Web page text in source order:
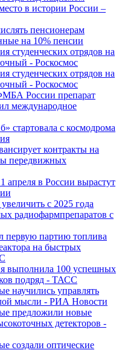
в истории России –
пенсионерам
на 10% пенсии
студенческих отрядов на
- Роскосмос
студенческих отрядов на
- Роскосмос
России препарат
международное
стартовала с космодрома
контракты на
передвижных
в России вырастут
с 2025 года
радиофармпрепаратов с
первую партию топлива
на быстрых
выполнила 100 успешных
подряд - ТАСС
научились управлять
мысли - РИА Новости
предложили новые
детекторов -
создали оптические